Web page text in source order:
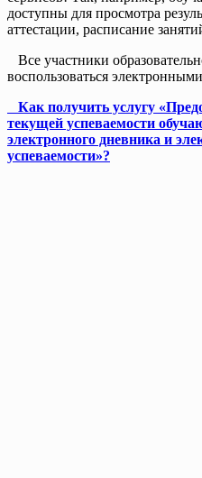
доступны для просмотра
аттестации, расписание
Все участники
воспользоваться
Как получить услугу
текущей успеваемости
электронного дневника и
успеваемости»?